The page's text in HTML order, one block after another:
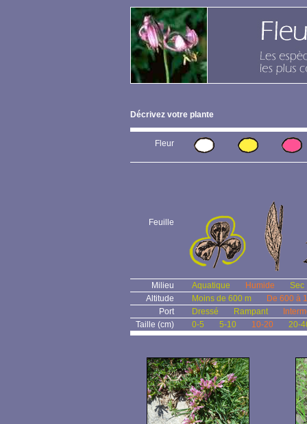
Décrivez votre plante
Fleur
Feuille
Milieu Aquatique Humide
Sec
Altitude
Moins de 600 m
De 600 à
Port
Dressé Rampant
Taille (cm)
0-5 5-10 10-20 20-